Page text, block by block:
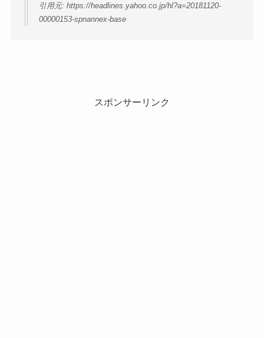
引用元: https://headlines.yahoo.co.jp/hl?a=20181120-
00000153-spnannex-base
スポンサーリンク